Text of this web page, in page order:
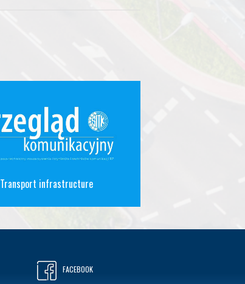
Transport infrastructure
FACEBOOK